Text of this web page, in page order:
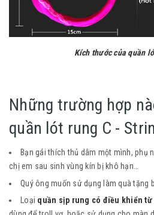
Kích thước của quần
Những trường hợp
quần lót rung C -
Bạn gái thích thủ dâm một mình, phụ
chị em sau sinh vùng kín bị khô hạn…
Quý ông muốn sử dụng làm quà tặng
Loại quần sịp rung có điều khiển từ